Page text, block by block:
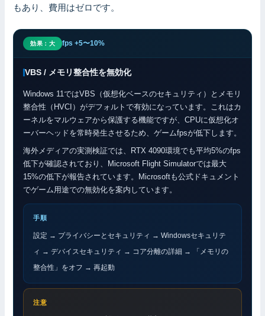
もあり、費用はゼロです。
効果：大 fps +5〜10%
VBS / メモリ整合性を無効化
Windows 11ではVBS（仮想化ベースのセキュリティ）とメモリ
整合性（HVCI）がデフォルトで有効になっています。これはカ
ーネルをマルウェアから保護する機能ですが、CPUに仮想化オ
ーバーヘッドを常時発生させるため、ゲームfpsが低下します。
海外メディアの実測検証では、RTX 4090環境でも平均5%のfps
低下が確認されており、Microsoft Flight Simulatorでは最大
15%の低下が報告されています。Microsoftも公式ドキュメント
でゲーム用途での無効化を案内しています。
手順
設定 → プライバシーとセキュリティ → Windowsセキュリテ
ィ → デバイスセキュリティ → コア分離の詳細 → 「メモリの
整合性」をオフ → 再起動
注意